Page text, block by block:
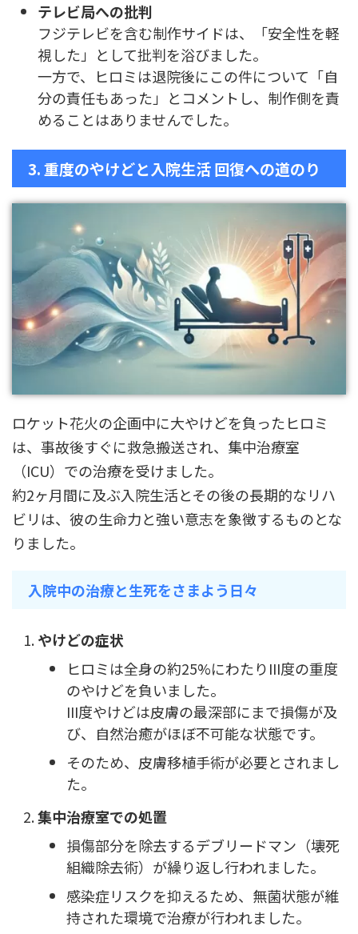
テレビ局への批判
フジテレビを含む制作サイドは、「安全性を軽
視した」として批判を浴びました。
一方で、ヒロミは退院後にこの件について「自
分の責任もあった」とコメントし、制作側を責
めることはありませんでした。
3. 重度のやけどと入院生活 回復への道のり
ロケット花火の企画中に大やけどを負ったヒロミ
は、事故後すぐに救急搬送され、集中治療室
（ICU）での治療を受けました。
約2ヶ月間に及ぶ入院生活とその後の長期的なリハ
ビリは、彼の生命力と強い意志を象徴するものとな
りました。
入院中の治療と生死をさまよう日々
やけどの症状
ヒロミは全身の約25%にわたりIII度の重度
のやけどを負いました。
III度やけどは皮膚の最深部にまで損傷が及
び、自然治癒がほぼ不可能な状態です。
そのため、皮膚移植手術が必要とされまし
た。
集中治療室での処置
損傷部分を除去するデブリードマン（壊死
組織除去術）が繰り返し行われました。
感染症リスクを抑えるため、無菌状態が維
持された環境で治療が行われました。